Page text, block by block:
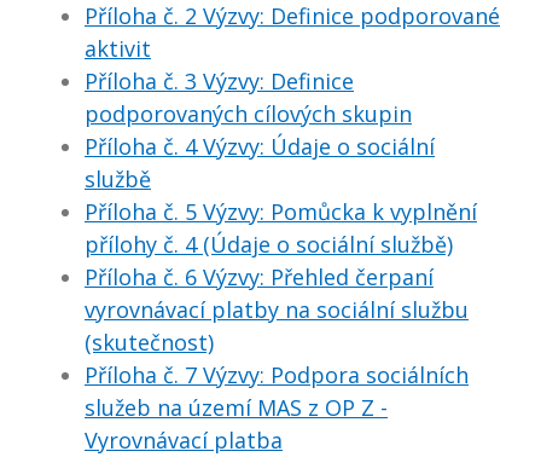
Příloha č. 2 Výzvy: Definice podporované
aktivit
Příloha č. 3 Výzvy: Definice
podporovaných cílových skupin
Příloha č. 4 Výzvy: Údaje o sociální
službě
Příloha č. 5 Výzvy: Pomůcka k vyplnění
přílohy č. 4 (Údaje o sociální službě)
Příloha č. 6 Výzvy: Přehled čerpaní
vyrovnávací platby na sociální službu
(skutečnost)
Příloha č. 7 Výzvy: Podpora sociálních
služeb na území MAS z OP Z -
Vyrovnávací platba